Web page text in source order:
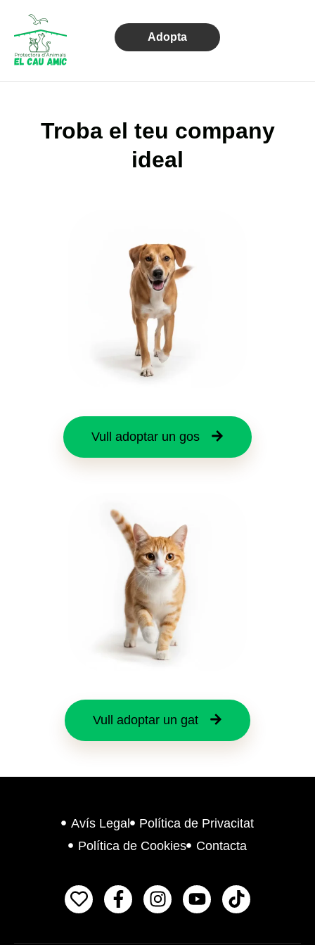
Adopta
Troba el teu company
ideal
Vull adoptar un gos
Vull adoptar un gat
Avís Legal
Política de Privacitat
Política de Cookies
Contacta